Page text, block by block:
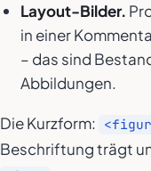
Layout-Bilder.
in einer
– das sind
Abbildungen.
Die Kurzform:
Beschriftung trägt